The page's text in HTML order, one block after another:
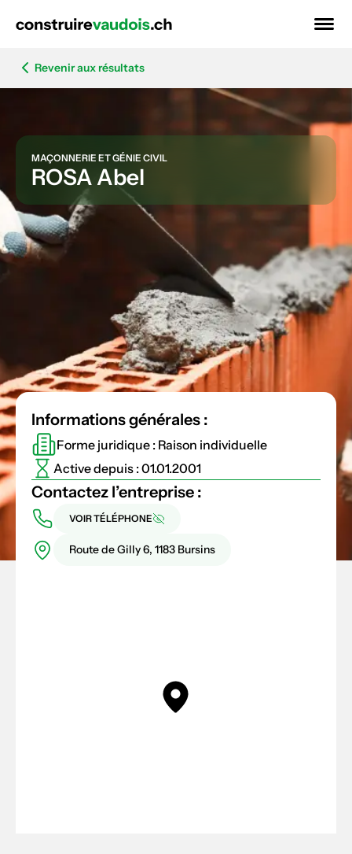
Revenir aux résultats
MAÇONNERIE ET GÉNIE CIVIL
ROSA Abel
Informations générales :
Forme juridique : Raison individuelle
Active depuis : 01.01.2001
Contactez l’entreprise :
VOIR TÉLÉPHONE
Route de Gilly 6, 1183 Bursins